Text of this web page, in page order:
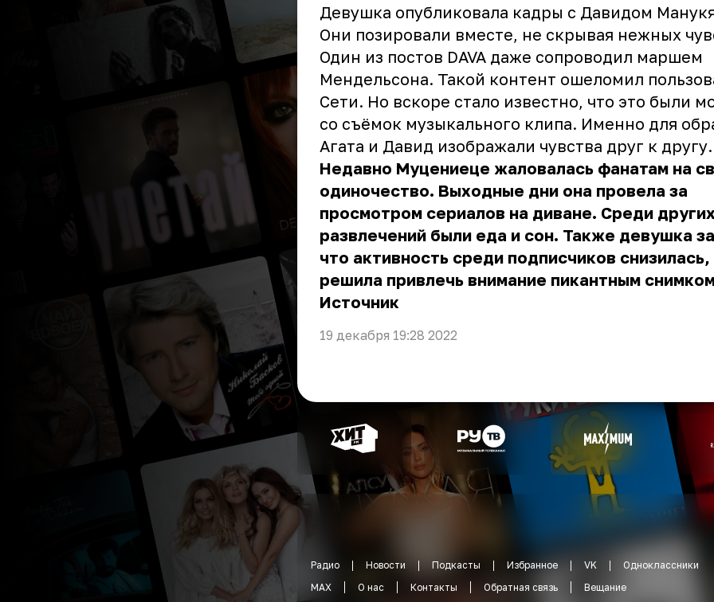
Девушка опубликовала кадры с Давидом
Они позировали вместе, не скрывая нежных
Один из постов DAVA даже сопроводил маршем
Мендельсона. Такой контент ошеломил
Сети. Но вскоре стало известно, что это были
со съёмок музыкального клипа. Именно для
Агата и Давид изображали чувства друг к другу.
Недавно Муцениеце жаловалась фанатам на
одиночество. Выходные дни она провела за
просмотром сериалов на диване. Среди
развлечений были еда и сон. Также девушка
что активность среди подписчиков снизилась,
решила привлечь внимание пикантным
Источник
19 декабря 19:28 2022
Радио Новости Подкасты Избранное VK
Одноклассники
MAX
О нас Контакты Обратная связь Вещание